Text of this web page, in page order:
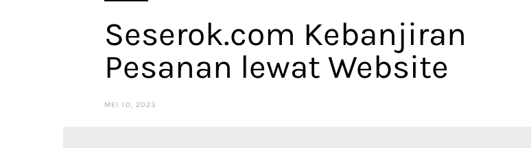
Seserok.com Kebanjiran
Pesanan lewat Website
MEI 10, 2023